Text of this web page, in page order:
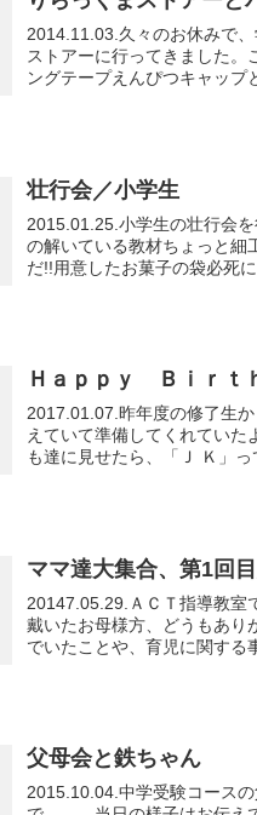
2014.11.03.久々のお休みで
ストアーに行ってきました
ングテープえんぴつキャッ
壮行会／小学生
2015.01.25.小学生の壮行会
の解いている教材ちょっと
だ!!用意したお菓子の袋必
Ｈａｐｐｙ Ｂｉｒｔ
2017.01.07.昨年度の修了生
えていて準備してくれてい
も達に見せたら、「Ｊ Ｋ」
ママ達大集合、第1回
20147.05.29.ＡＣＴ指導教室
戴いたお母様方、どうもあり
でいたことや、育児に関する
父母会と鉄ちゃん
2015.10.04.中学受験コース